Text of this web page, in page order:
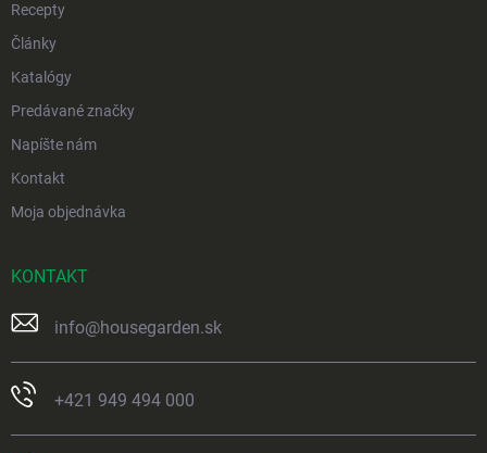
Recepty
Články
Katalógy
Predávané značky
Napíšte nám
Kontakt
Moja objednávka
KONTAKT
info@housegarden.sk
+421 949 494 000